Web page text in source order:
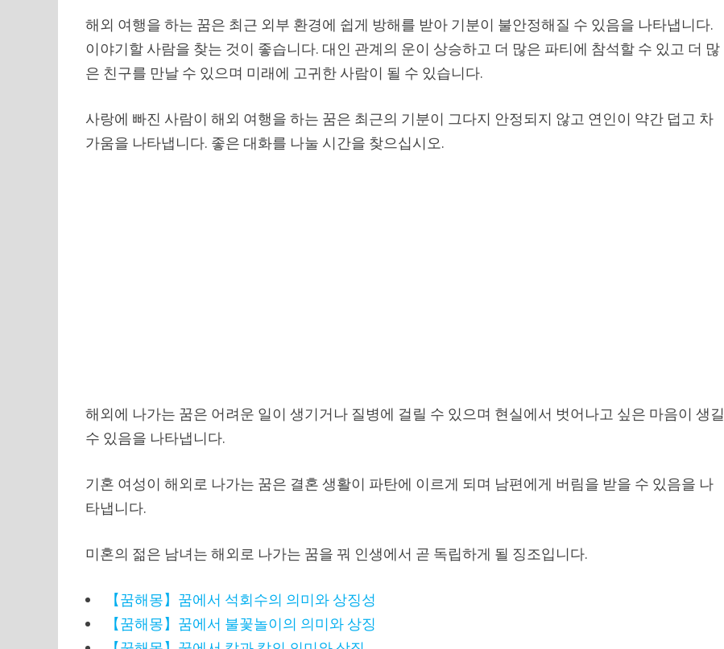
해외 여행을 하는 꿈은 최근 외부 환경에 쉽게 방해를 받아 기분이 불안정해질 수 있음을 나타냅니다.
이야기할 사람을 찾는 것이 좋습니다. 대인 관계의 운이 상승하고 더 많은 파티에 참석할 수 있고 더 많
은 친구를 만날 수 있으며 미래에 고귀한 사람이 될 수 있습니다.
사랑에 빠진 사람이 해외 여행을 하는 꿈은 최근의 기분이 그다지 안정되지 않고 연인이 약간 덥고 차
가움을 나타냅니다. 좋은 대화를 나눌 시간을 찾으십시오.
해외에 나가는 꿈은 어려운 일이 생기거나 질병에 걸릴 수 있으며 현실에서 벗어나고 싶은 마음이 생길
수 있음을 나타냅니다.
기혼 여성이 해외로 나가는 꿈은 결혼 생활이 파탄에 이르게 되며 남편에게 버림을 받을 수 있음을 나
타냅니다.
미혼의 젊은 남녀는 해외로 나가는 꿈을 꿔 인생에서 곧 독립하게 될 징조입니다.
【꿈해몽】꿈에서 석회수의 의미와 상징성
【꿈해몽】꿈에서 불꽃놀이의 의미와 상징